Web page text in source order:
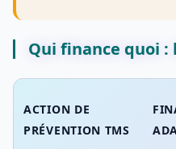
Qui finance quoi
ACTION DE
PRÉVENTION TMS